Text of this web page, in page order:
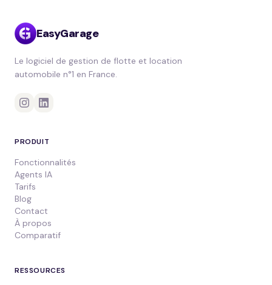
EasyGarage
Le logiciel de gestion de flotte et location
automobile n°1 en France.
PRODUIT
Fonctionnalités
Agents IA
Tarifs
Blog
Contact
À propos
Comparatif
RESSOURCES